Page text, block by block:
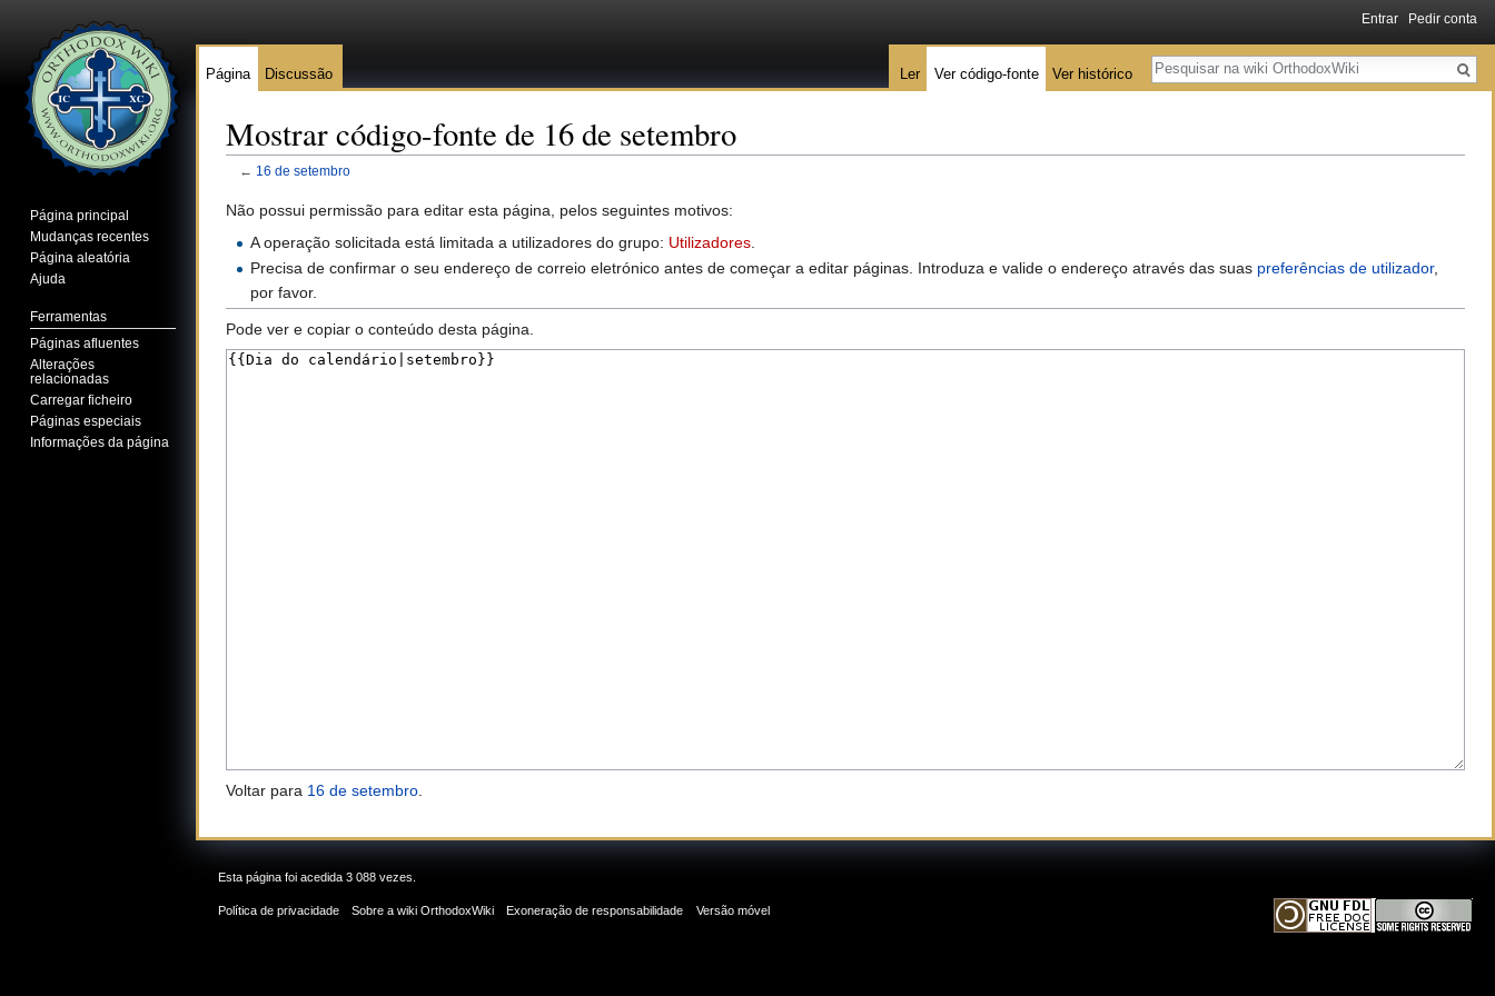
Mostrar código-fonte de 16 de setembro
← 16 de setembro
Não possui permissão para editar esta página, pelos seguintes motivos:
A operação solicitada está limitada a utilizadores do grupo: Utilizadores
Precisa de confirmar o seu endereço de correio eletrónico antes de começar a editar páginas. Introduza e valide o endereço através das suas preferências de utilizador,
por favor.
Pode ver e copiar o conteúdo desta página.
Voltar para 16 de setembro.
Entrar Pedir conta
Página Discussão Ler Ver código-fonte Ver histórico
Pesquisa
Página principal
Mudanças recentes
Página aleatória
Ajuda
Ferramentas
Páginas afluentes
Alterações
relacionadas
Carregar ficheiro
Páginas especiais
Informações da página
Esta página foi acedida 3 088 vezes.
Política de privacidade Sobre a wiki OrthodoxWiki Exoneração de responsabilidade Versão móvel